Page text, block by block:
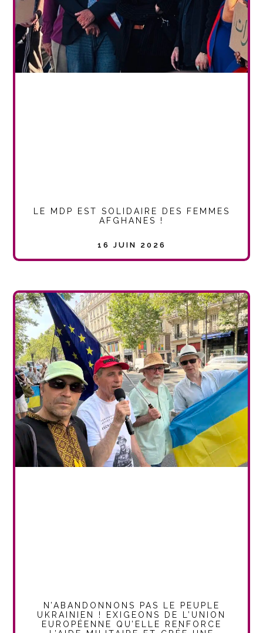
LE MDP EST SOLIDAIRE DES FEMMES
AFGHANES !
16 JUIN 2026
N’ABANDONNONS PAS LE PEUPLE
UKRAINIEN ! EXIGEONS DE L’UNION
EUROPÉENNE QU’ELLE RENFORCE